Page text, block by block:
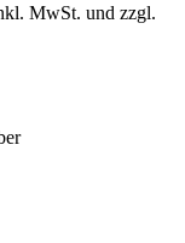
MwSt. und zzgl.